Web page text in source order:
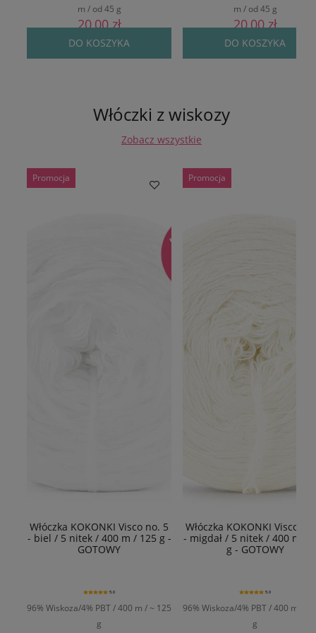
m / od 45 g
20,00 zł
DO KOSZYKA
m / od 45 g
20,00 zł
DO KOSZYKA
Włóczki z wiskozy
Zobacz wszystkie
Włóczka KOKONKI Visco no. 5
- biel / 5 nitek / 400 m / 125 g -
GOTOWY
96% Wiskoza/4% PBT / 400 m / ~ 125
g
5.0
Promocja
Włóczka KOKONKI Visco
- migdał / 5 nitek / 400 m /
g - GOTOWY
96% Wiskoza/4% PBT / 400 m / ~
g
5.0
Promocja